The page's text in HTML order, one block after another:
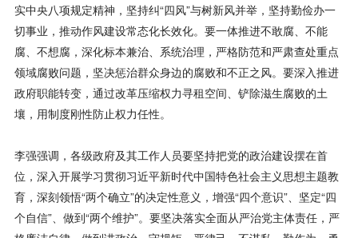
实中央八项规定精神，坚持纠“四风”与树新风并举，坚持勤俭办一
切事业，推动作风建设常态化长效化。要一体推进不敢腐、不能
腐、不想腐，深化标本兼治、系统治理，严格防范和严肃查处重点
领域腐败问题，坚决惩治群众身边的腐败和不正之风。要深入推进
政府职能转变，通过改革压缩权力寻租空间、铲除滋生腐败的土
壤，用制度刚性防止权力任性。
李强强调，各级政府及其工作人员要坚持把党的政治建设摆在首
位，深入开展学习贯彻习近平新时代中国特色社会主义思想主题教
育，深刻领悟“两个确立”的决定性意义，增强“四个意识”、坚定“四
个自信”、做到“两个维护”。要坚决落实全面从严治党主体责任，严